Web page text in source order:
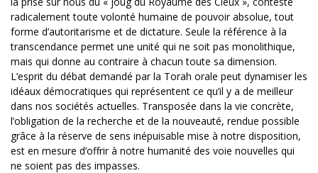
radicalement toute volonté humaine de pouvoir absolue, tout
forme d’autoritarisme et de dictature. Seule la référence à la
transcendance permet une unité qui ne soit pas monolithique,
mais qui donne au contraire à chacun toute sa dimension.
L’esprit du débat demandé par la Torah orale peut dynamiser les
idéaux démocratiques qui représentent ce qu’il y a de meilleur
dans nos sociétés actuelles. Transposée dans la vie concrète,
l’obligation de la recherche et de la nouveauté, rendue possible
grâce à la réserve de sens inépuisable mise à notre disposition,
est en mesure d’offrir à notre humanité des voie nouvelles qui
ne soient pas des impasses.